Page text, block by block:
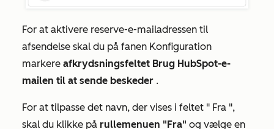
For at aktivere reserve-e-mailadressen til
afsendelse skal du på fanen Konfiguration
markere afkrydsningsfeltet Brug HubSpot-e-
mailen til at sende beskeder .
For at tilpasse det navn, der vises i feltet " Fra ",
skal du klikke på rullemenuen "Fra" og vælge en